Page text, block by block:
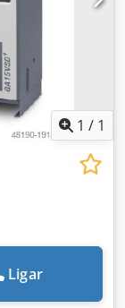
1 / 1
Ligar